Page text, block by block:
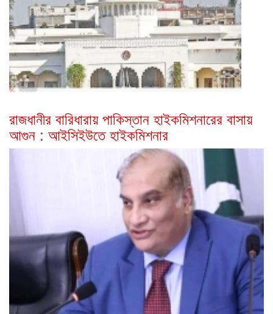
রাজধানীর বারিধারায় পাকিস্তান হাইকমিশনারের বাসায়
আগুন : আইসিইউতে হাইকমিশনার